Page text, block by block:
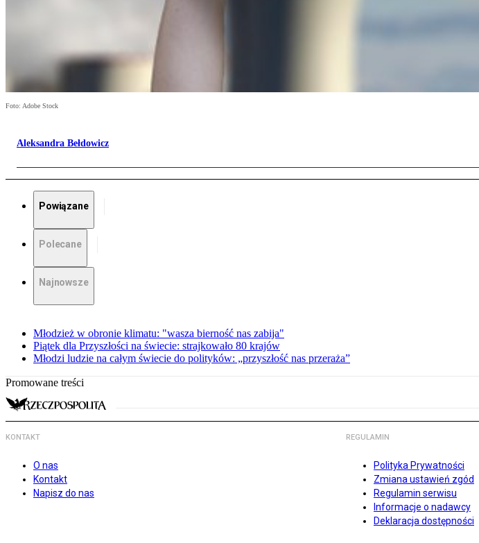
Foto: Adobe Stock
Aleksandra Bełdowicz
Powiązane
Polecane
Najnowsze
Młodzież w obronie klimatu: "wasza bierność nas zabija"
Piątek dla Przyszłości na świecie: strajkowało 80 krajów
Młodzi ludzie na całym świecie do polityków: „przyszłość nas przeraża”
Promowane treści
KONTAKT
O nas
Kontakt
Napisz do nas
REGULAMIN
Polityka Prywatności
Zmiana ustawień zgód
Regulamin serwisu
Informacje o nadawcy
Deklaracja dostępności